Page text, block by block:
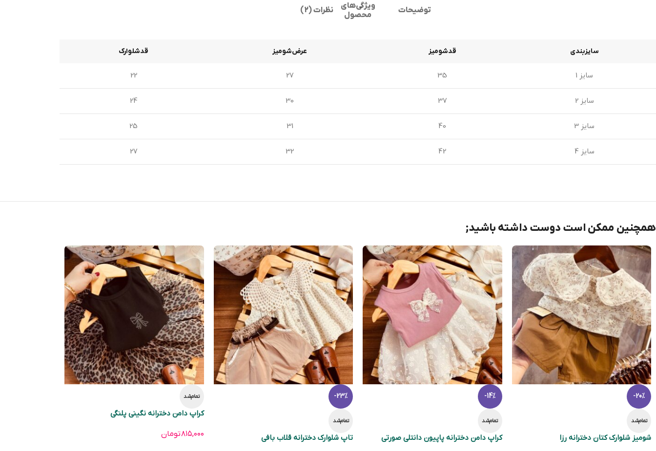
توضیحات
ویژگی‌های
محصول
نظرات (2)
سایزبندی قدشومیز عرض‌شومیز قدشلوارک
سایز 1 35
27
22
سایز 2 37
30
24
سایز 3 40
31
25
سایز 4 42
32
27
همچنین ممکن است دوست داشته باشید;
-20%
تمام‌شد
شومیز شلوارک کتان دخترانه رزا
-14%
تمام‌شد
کراپ دامن دخترانه پاپیون دانتلی صورتی
-23%
تمام‌شد
تاپ شلوارک دخترانه قلاب بافی
تمام‌شد
کراپ دامن دخترانه نگینی پلنگی
۸۱۵,۰۰۰تومان